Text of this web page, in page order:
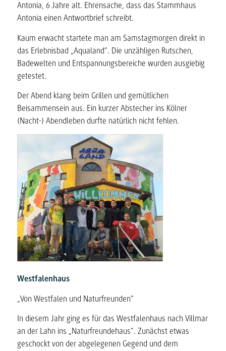
Antonia, 6 Jahre alt. Ehrensache, dass das Stammhaus
Antonia einen Antwortbrief schreibt.
Kaum erwacht startete man am Samstagmorgen direkt in
das Erlebnisbad „Aqualand“. Die unzähligen Rutschen,
Badewelten und Entspannungsbereiche wurden ausgiebig
getestet.
Der Abend klang beim Grillen und gemütlichen
Beisammensein aus. Ein kurzer Abstecher ins Kölner
(Nacht-) Abendleben durfte natürlich nicht fehlen.
Westfalenhaus
„Von Westfalen und Naturfreunden“
In diesem Jahr ging es für das Westfalenhaus nach Villmar
an der Lahn ins „Naturfreundehaus“. Zunächst etwas
geschockt von der abgelegenen Gegend und dem